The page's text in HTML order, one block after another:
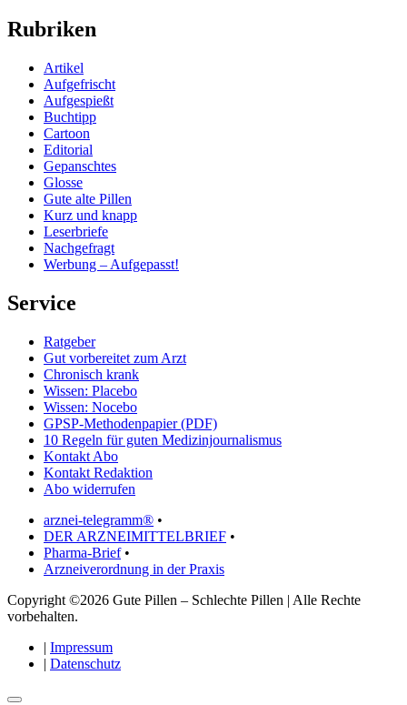
Rubriken
Artikel
Aufgefrischt
Aufgespießt
Buchtipp
Cartoon
Editorial
Gepanschtes
Glosse
Gute alte Pillen
Kurz und knapp
Leserbriefe
Nachgefragt
Werbung – Aufgepasst!
Service
Ratgeber
Gut vorbereitet zum Arzt
Chronisch krank
Wissen: Placebo
Wissen: Nocebo
GPSP-Methodenpapier (PDF)
10 Regeln für guten Medizinjournalismus
Kontakt Abo
Kontakt Redaktion
Abo widerrufen
arznei-telegramm® •
DER ARZNEIMITTELBRIEF •
Pharma-Brief•
Arzneiverordnung in der Praxis
Copyright ©2026 Gute Pillen – Schlechte Pillen | Alle Rechte
vorbehalten.
| Impressum
| Datenschutz